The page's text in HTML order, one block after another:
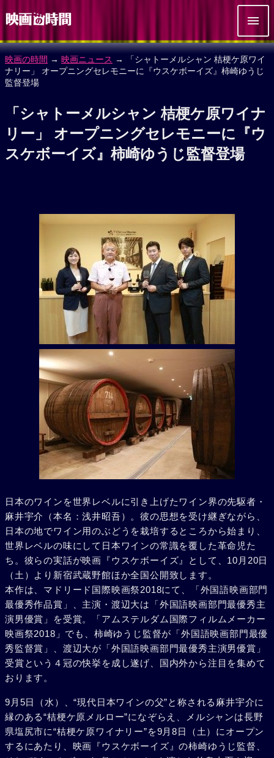
映画の時間 → 映画ニュース → 「シャトーメルシャン 桔梗ケ原ワイ
ナリー」 オープニングセレモニーに『ウスケボーイズ』柿崎ゆうじ
監督登場
「シャトーメルシャン 桔梗ケ原ワイナ
リー」 オープニングセレモニーに『ウ
スケボーイズ』柿崎ゆうじ監督登場
日本のワインを世界レベルに引き上げたワイン界の先駆者・
麻井宇介（本名：浅井昭吾）。彼の思想を受け継ぎながら、
日本の地でワイン用のぶどうを栽培するところから始まり、
世界レベルの味にして日本ワインの常識を覆した革命児た
ち。彼らの実話が映画『ウスケボーイズ』として、10月20日
（土）より新宿武蔵野館ほか全国公開致します。
本作は、マドリード国際映画祭2018にて、「外国語映画部門
最優秀作品賞」、主演・渡辺大は「外国語映画部門最優秀主
演男優賞」を受賞。「アムステルダム国際フィルムメーカー
映画祭2018」でも、柿崎ゆうじ監督が「外国語映画部門最優
秀監督賞」、渡辺大が「外国語映画部門最優秀主演男優賞」
受賞という４冠の快挙を成し遂げ、国内外から注目を集めて
おります。
9月5日（水）、“現代日本ワインの父”と称される麻井宇介に
縁のある“桔梗ケ原メルロー”になぞらえ、メルシャンは長野
県塩尻市に“桔梗ケ原ワイナリー”を9月8日（土）にオープン
するにあたり、映画『ウスケボーイズ』の柿崎ゆうじ監督、